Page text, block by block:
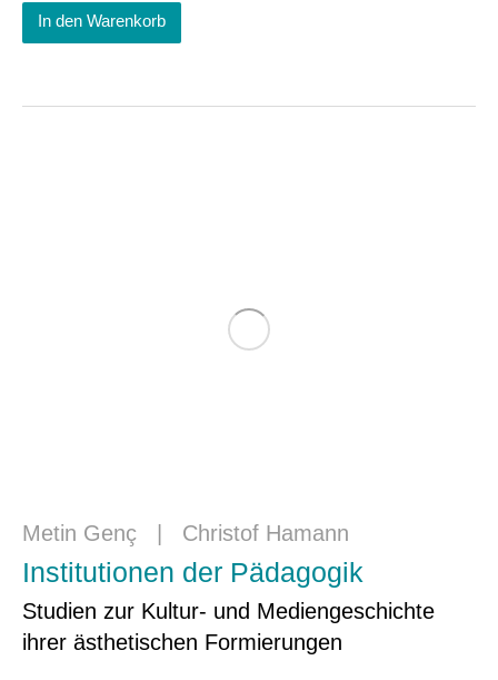
In den Warenkorb
Metin Genç Christof Hamann
Institutionen der Pädagogik
Studien zur Kultur- und Mediengeschichte
ihrer ästhetischen Formierungen